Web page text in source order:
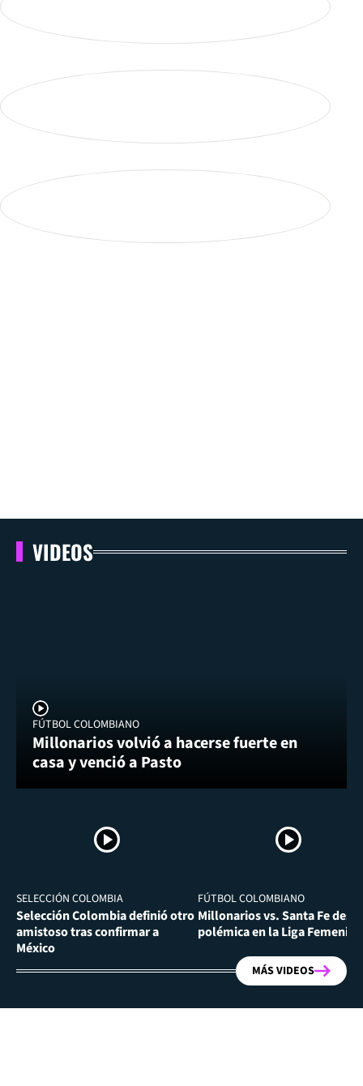
VIDEOS
FÚTBOL COLOMBIANO
Millonarios volvió a hacerse fuerte en
casa y venció a Pasto
SELECCIÓN COLOMBIA
Selección Colombia definió otro
amistoso tras confirmar a
México
FÚTBOL COLOMBIANO
Millonarios vs. Santa Fe
polémica en la Liga Femenina
MÁS VIDEOS